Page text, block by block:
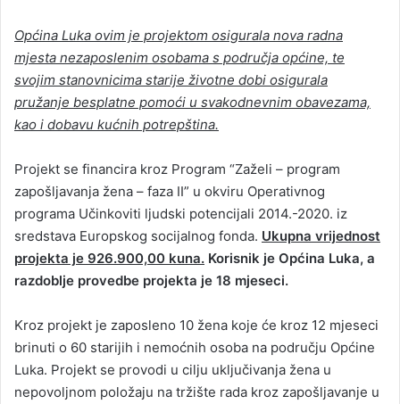
Općina Luka ovim je projektom osigurala nova radna
mjesta nezaposlenim osobama s područja općine, te
svojim stanovnicima starije životne dobi osigurala
pružanje besplatne pomoći u svakodnevnim obavezama,
kao i dobavu kućnih potrepština.
Projekt se financira kroz Program “Zaželi – program
zapošljavanja žena – faza II” u okviru Operativnog
programa Učinkoviti ljudski potencijali 2014.-2020. iz
sredstava Europskog socijalnog fonda. Ukupna vrijednost
projekta je 926.900,00 kuna. Korisnik je Općina Luka, a
razdoblje provedbe projekta je 18 mjeseci.
Kroz projekt je zaposleno 10 žena koje će kroz 12 mjeseci
brinuti o 60 starijih i nemoćnih osoba na području Općine
Luka. Projekt se provodi u cilju uključivanja žena u
nepovoljnom položaju na tržište rada kroz zapošljavanje u